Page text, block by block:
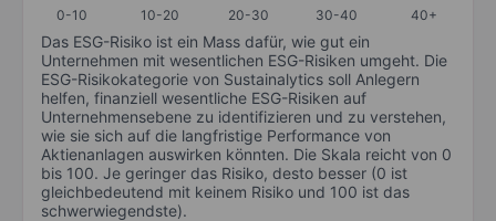
0-10
10-20 20-30 30-40 40+
Das ESG-Risiko ist ein Mass dafür, wie gut ein
Unternehmen mit wesentlichen ESG-Risiken umgeht. Die
ESG-Risikokategorie von Sustainalytics soll Anlegern
helfen, finanziell wesentliche ESG-Risiken auf
Unternehmensebene zu identifizieren und zu verstehen,
wie sie sich auf die langfristige Performance von
Aktienanlagen auswirken könnten. Die Skala reicht von 0
bis 100. Je geringer das Risiko, desto besser (0 ist
gleichbedeutend mit keinem Risiko und 100 ist das
schwerwiegendste).